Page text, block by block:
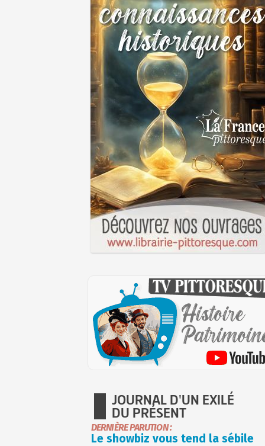
JOURNAL D'UN EXILÉ
DU PRÉSENT
DERNIÈRE PARUTION :
Le showbiz vous tend la sébile